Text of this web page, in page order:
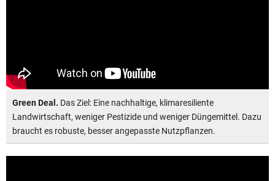
Green Deal. Das Ziel: Eine nachhaltige, klimaresiliente
Landwirtschaft, weniger Pestizide und weniger Düngemittel. Dazu
braucht es robuste, besser angepasste Nutzpflanzen.